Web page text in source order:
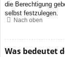
die Berechtigung
selbst festzulegen.
Nach oben
Was bedeutet